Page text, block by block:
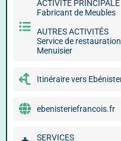
ACTIVITÉ PRINCIPALE
Fabricant de Meubles
AUTRES ACTIVITÉS
Service de
Menuisier
Itinéraire vers
ebenisteriefrancois.fr
SERVICES